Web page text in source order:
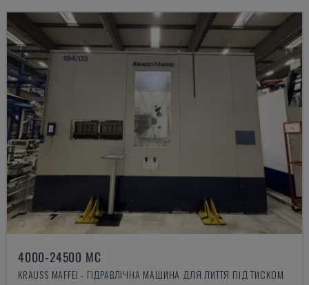
4000-24500 MC
KRAUSS MAFFEI - ГІДРАВЛІЧНА МАШИНА ДЛЯ ЛИТТЯ ПІД ТИСКОМ